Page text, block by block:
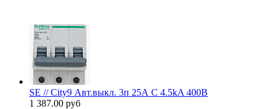
SE // City9 Авт.выкл. 3п 25А С 4.5kA 400В
1 387.00 руб